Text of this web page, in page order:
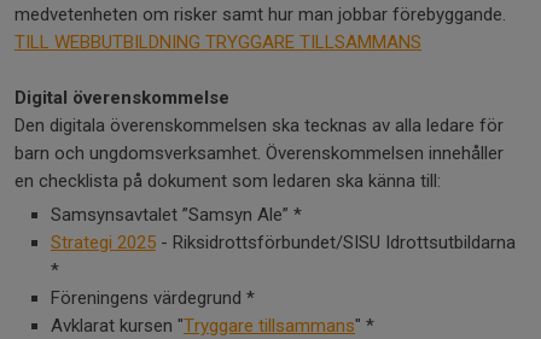
medvetenheten om risker samt hur man jobbar förebyggande.
TILL WEBBUTBILDNING TRYGGARE TILLSAMMANS
Digital överenskommelse
Den digitala överenskommelsen ska tecknas av alla ledare för
barn och ungdomsverksamhet. Överenskommelsen innehåller
en checklista på dokument som ledaren ska känna till:
Samsynsavtalet ”Samsyn Ale” *
Strategi 2025 - Riksidrottsförbundet/SISU Idrottsutbildarna
*
Föreningens värdegrund *
Avklarat kursen "Tryggare tillsammans" *